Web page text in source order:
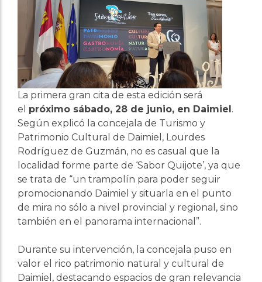
La primera gran cita de esta edición será
el próximo sábado, 28 de junio, en Daimiel .
Según explicó la concejala de Turismo y
Patrimonio Cultural de Daimiel, Lourdes
Rodríguez de Guzmán, no es casual que la
localidad forme parte de ‘Sabor Quijote’, ya que
se trata de “un trampolín para poder seguir
promocionando Daimiel y situarla en el punto
de mira no sólo a nivel provincial y regional, sino
también en el panorama internacional”.
Durante su intervención, la concejala puso en
valor el rico patrimonio natural y cultural de
Daimiel, destacando espacios de gran relevancia